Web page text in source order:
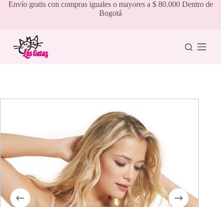
SaltarEnvío gratis con compras iguales o mayores a $ 80.000 Dentro de
Bogotá